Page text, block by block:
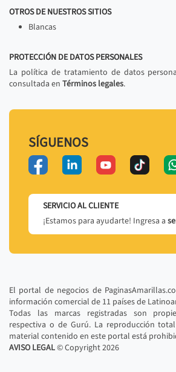
OTROS DE NUESTROS SITIOS
Blancas
PROTECCIÓN DE DATOS PERSONALES
La política de tratamiento de datos
consultada en Términos legales.
SÍGUENOS
SERVICIO AL CLIENTE
¡Estamos para ayudarte! Ingresa a
El portal de negocios de
información comercial de 11 países de
Todas las marcas registradas son
respectiva o de Gurú. La reproducción
material contenido en este portal está
AVISO LEGAL© Copyright2026